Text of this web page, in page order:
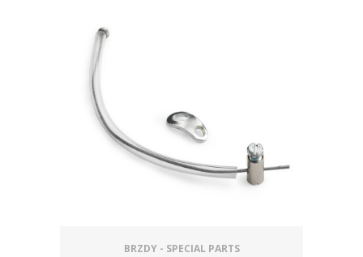
BRZDY - SPECIAL PARTS